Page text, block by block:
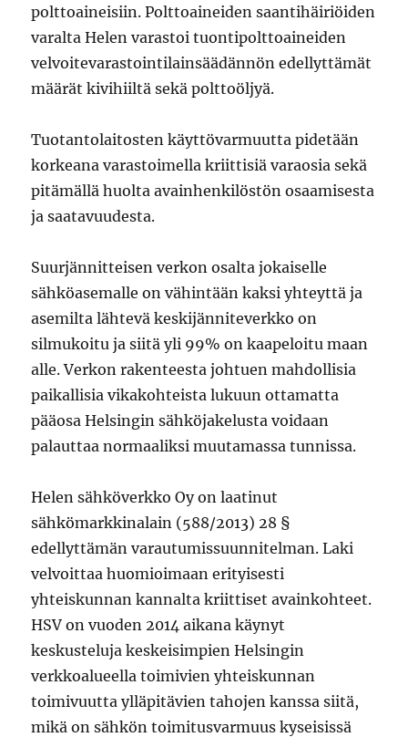
polttoaineisiin. Polttoaineiden saantihäiriöiden
varalta Helen varastoi tuontipolttoaineiden
velvoitevarastointilainsäädännön edellyttämät
määrät kivihiiltä sekä polttoöljyä.
Tuotantolaitosten käyttövarmuutta pidetään
korkeana varastoimella kriittisiä varaosia sekä
pitämällä huolta avainhenkilöstön osaamisesta
ja saatavuudesta.
Suurjännitteisen verkon osalta jokaiselle
sähköasemalle on vähintään kaksi yhteyttä ja
asemilta lähtevä keskijänniteverkko on
silmukoitu ja siitä yli 99% on kaapeloitu maan
alle. Verkon rakenteesta johtuen mahdollisia
paikallisia vikakohteista lukuun ottamatta
pääosa Helsingin sähköjakelusta voidaan
palauttaa normaaliksi muutamassa tunnissa.
Helen sähköverkko Oy on laatinut
sähkömarkkinalain (588/2013) 28 §
edellyttämän varautumissuunnitelman. Laki
velvoittaa huomioimaan erityisesti
yhteiskunnan kannalta kriittiset avainkohteet.
HSV on vuoden 2014 aikana käynyt
keskusteluja keskeisimpien Helsingin
verkkoalueella toimivien yhteiskunnan
toimivuutta ylläpitävien tahojen kanssa siitä,
mikä on sähkön toimitusvarmuus kyseisissä